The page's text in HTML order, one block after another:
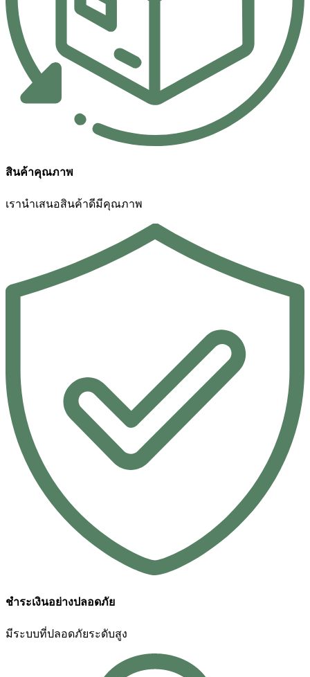
สินค้าคุณภาพ
เรานำเสนอสินค้าดีมีคุณภาพ
ชำระเงินอย่างปลอดภัย
มีระบบที่ปลอดภัยระดับสูง